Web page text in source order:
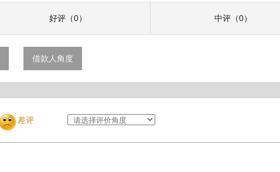
好评（0） 中评（0）
借款人角度
差评